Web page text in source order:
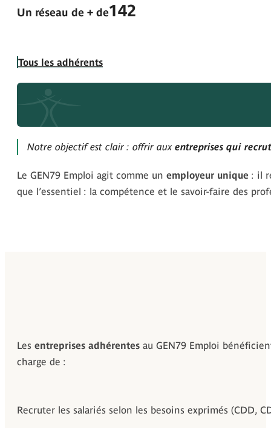
Un réseau de + de142
Tous les adhérents
Notre objectif est clair : offrir aux entreprises qui
Le GEN79 Emploi agit comme un employeur unique : il
que l’essentiel : la compétence et le savoir-faire des
Les entreprises adhérentes au GEN79 Emploi
charge de :
Recruter les salariés selon les besoins exprimés (CDD,